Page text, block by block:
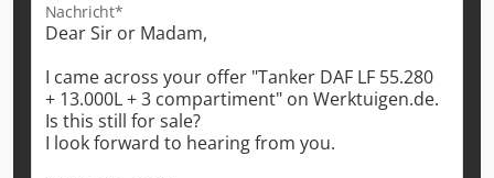
Nachricht*